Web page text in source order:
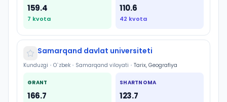
159.4
7 kvota
110.6
42 kvota
Samarqand davlat universiteti
Kunduzgi • O`zbek • Samarqand viloyati • Tarix, Geografiya
GRANT
166.7
SHARTNOMA
123.7